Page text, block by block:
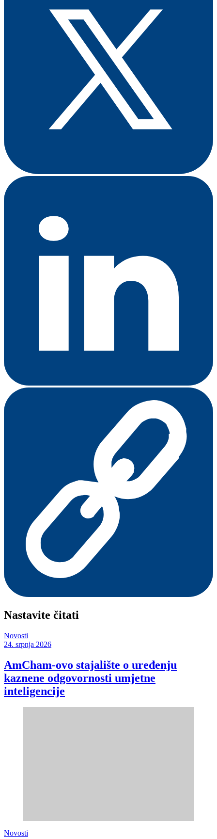
Nastavite čitati
Novosti
24. srpnja 2026
AmCham-ovo stajalište o uređenju
kaznene odgovornosti umjetne
inteligencije
Novosti